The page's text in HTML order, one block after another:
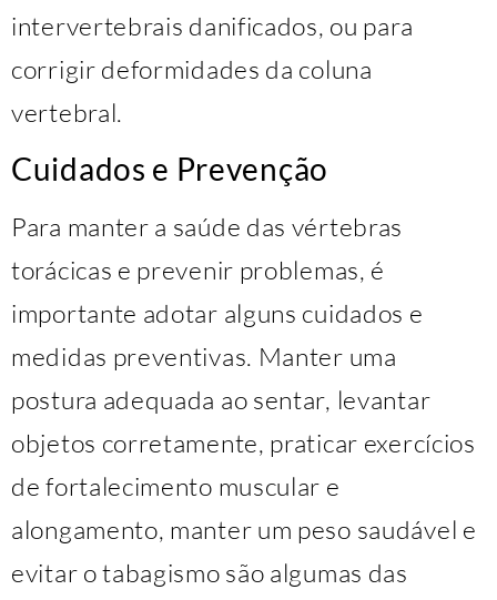
intervertebrais danificados, ou para
corrigir deformidades da coluna
vertebral.
Cuidados e Prevenção
Para manter a saúde das vértebras
torácicas e prevenir problemas, é
importante adotar alguns cuidados e
medidas preventivas. Manter uma
postura adequada ao sentar, levantar
objetos corretamente, praticar exercícios
de fortalecimento muscular e
alongamento, manter um peso saudável e
evitar o tabagismo são algumas das